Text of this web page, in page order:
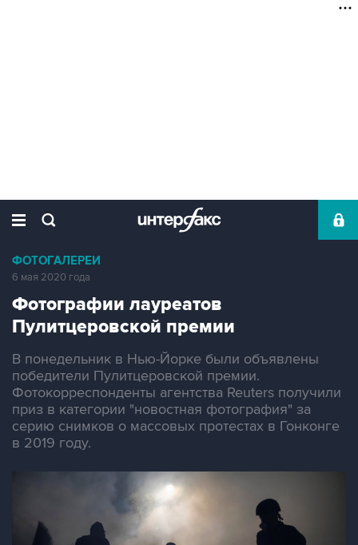
ФОТОГАЛЕРЕИ
6 мая 2020 года
Фотографии лауреатов
Пулитцеровской премии
В понедельник в Нью-Йорке были объявлены
победители Пулитцеровской премии.
Фотокорреспонденты агентства Reuters получили
приз в категории "новостная фотография" за
серию снимков о массовых протестах в Гонконге
в 2019 году.